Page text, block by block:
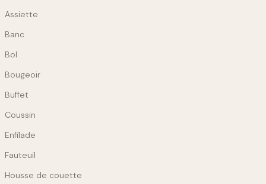
Assiette
Banc
Bol
Bougeoir
Buffet
Coussin
Enfilade
Fauteuil
Housse de couette